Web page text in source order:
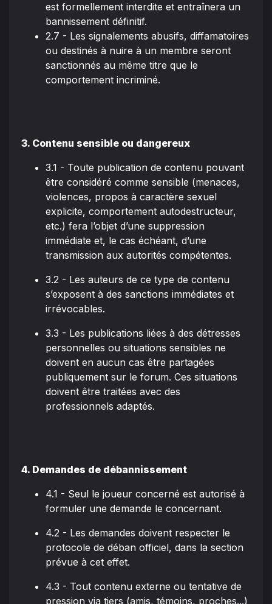
est formellement interdite et entraînera un
bannissement définitif.
2.7 - Les signalements abusifs, diffamatoires
ou destinés à nuire à un membre seront
sanctionnés au même titre que le
comportement incriminé.
3. Contenu sensible ou dangereux
3.1 - Toute publication de contenu pouvant
être considéré comme sensible (menaces,
violences, propos à caractère sexuel
explicite, comportement autodestructeur,
etc.) fera l’objet d’une suppression
immédiate et, le cas échéant, d’une
transmission aux autorités compétentes.
3.2 - Les auteurs de ce type de contenu
s’exposent à des sanctions immédiates et
irrévocables.
3.3 - Les publications liées à des détresses
personnelles ou situations sensibles ne
doivent en aucun cas être partagées
publiquement sur le forum. Ces situations
doivent être traitées avec des
professionnels adaptés.
4. Demandes de débannissement
4.1 - Seul le joueur concerné est autorisé à
formuler une demande le concernant.
4.2 - Les demandes doivent respecter le
protocole de déban officiel, dans la section
prévue à cet effet.
4.3 - Tout contenu externe ou tentative de
pression via tiers (amis, témoins, proches...)